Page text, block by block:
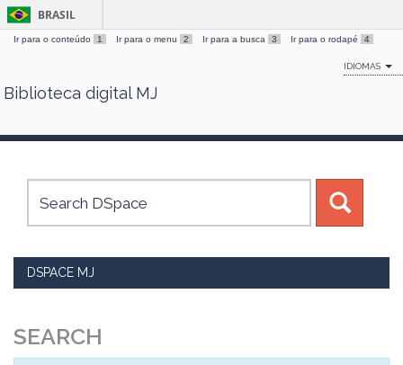
Skip
BRASIL
Ir para o conteúdo 1 Ir para o menu 2 Ir para a busca 3 Ir para o rodapé 4
IDIOMAS
Biblioteca digital MJ
DSPACE MJ
SEARCH